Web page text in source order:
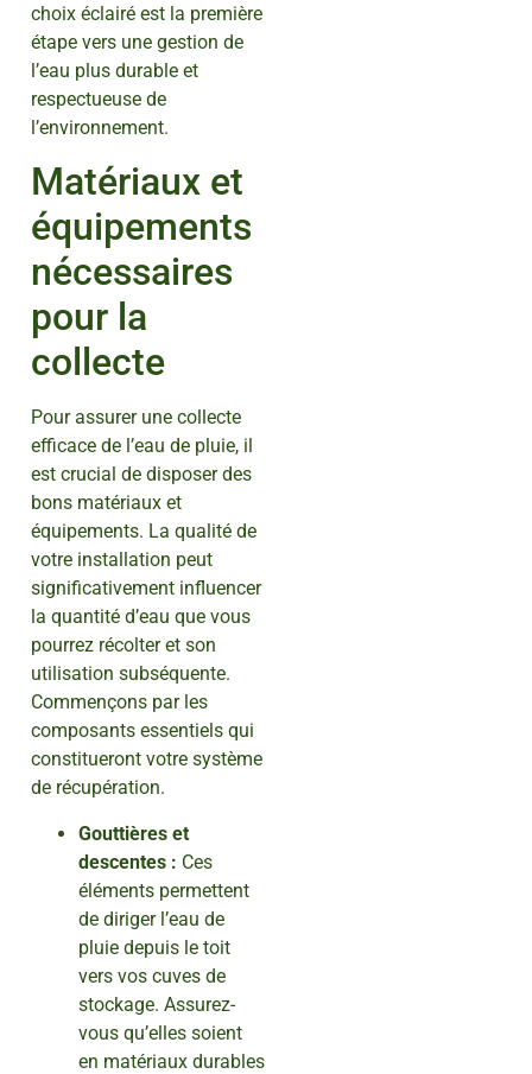
choix éclairé est la première
étape vers une gestion de
l’eau plus durable et
respectueuse de
l’environnement.
Matériaux et
équipements
nécessaires
pour la
collecte
Pour assurer une collecte
efficace de l’eau de pluie, il
est crucial de disposer des
bons matériaux et
équipements. La qualité de
votre installation peut
significativement influencer
la quantité d’eau que vous
pourrez récolter et son
utilisation subséquente.
Commençons par les
composants essentiels qui
constitueront votre système
de récupération.
Gouttières et
descentes : Ces
éléments permettent
de diriger l’eau de
pluie depuis le toit
vers vos cuves de
stockage. Assurez-
vous qu’elles soient
en matériaux durables